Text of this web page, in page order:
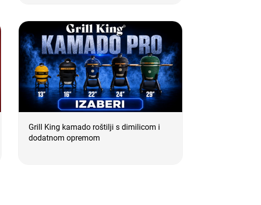
Grill King kamado roštilji s dimilicom i
dodatnom opremom